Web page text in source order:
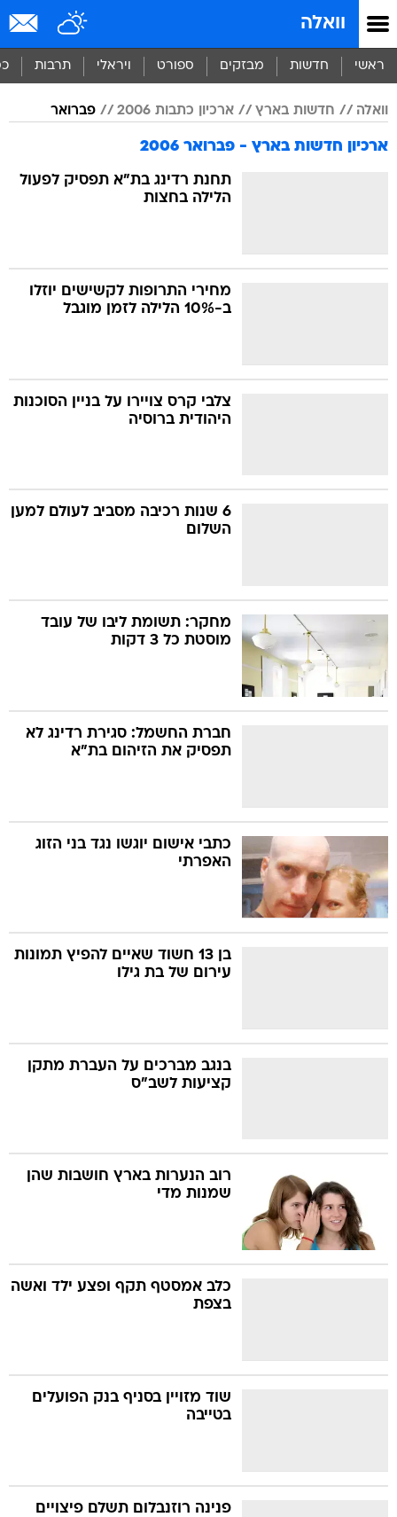
וואלה
ראשי חדשות מבזקים ספורט ויראלי תרבות
וואלה חדשות בארץ ארכיון כתבות 2006 פברואר
ארכיון חדשות בארץ - פברואר 2006
תחנת רדינג בת"א תפסיק לפעול
הלילה בחצות
מחירי התרופות לקשישים יוזלו
ב-10% הלילה לזמן מוגבל
צלבי קרס צויירו על בניין הסוכנות
היהודית ברוסיה
6 שנות רכיבה מסביב לעולם למען
השלום
מחקר: תשומת ליבו של עובד
מוסטת כל 3 דקות
חברת החשמל: סגירת רדינג לא
תפסיק את הזיהום בת"א
כתבי אישום יוגשו נגד בני הזוג
האפרתי
בן 13 חשוד שאיים להפיץ תמונות
עירום של בת גילו
בנגב מברכים על העברת מתקן
קציעות לשב"ס
רוב הנערות בארץ חושבות שהן
שמנות מדי
כלב אמסטף תקף ופצע ילד ואשה
בצפת
שוד מזויין בסניף בנק הפועלים
בטייבה
פנינה רוזנבלום תשלם פיצויים